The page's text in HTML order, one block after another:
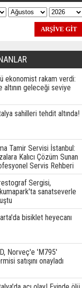
ekonomist rakam verdi:
altının geleceği seviye
sahilleri tehdit altında!
Tamir Servisi İstanbul:
Kalıcı Çözüm Sunan
Servis Rehberi
Sergisi,
sanatseverle
bisiklet heyecanı
Norveç'e 'M795'
satışını onayladı